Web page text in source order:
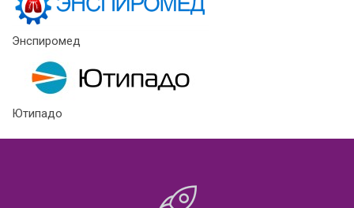
Энспиромед
Ютипадо